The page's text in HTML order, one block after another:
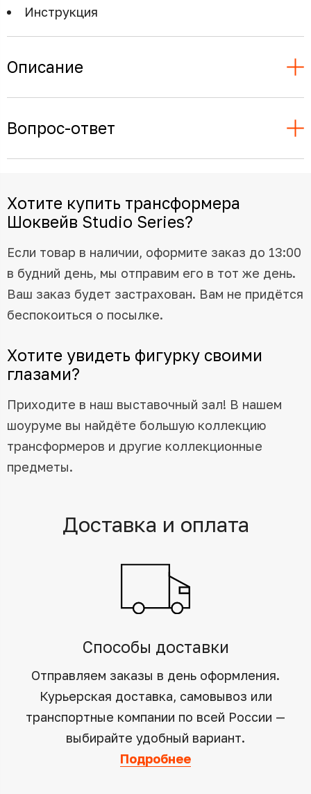
Инструкция
Описание
Вопрос-ответ
Хотите купить трансформера
Шоквейв Studio Series?
Если товар в наличии, оформите заказ до 13:00
в будний день, мы отправим его в тот же день.
Ваш заказ будет застрахован. Вам не придётся
беспокоиться о посылке.
Хотите увидеть фигурку своими
глазами?
Приходите в наш выставочный зал! В нашем
шоуруме вы найдёте большую коллекцию
трансформеров и другие коллекционные
предметы.
Доставка и оплата
Способы доставки
Отправляем заказы в день оформления.
Курьерская доставка, самовывоз или
транспортные компании по всей России —
выбирайте удобный вариант.
Подробнее